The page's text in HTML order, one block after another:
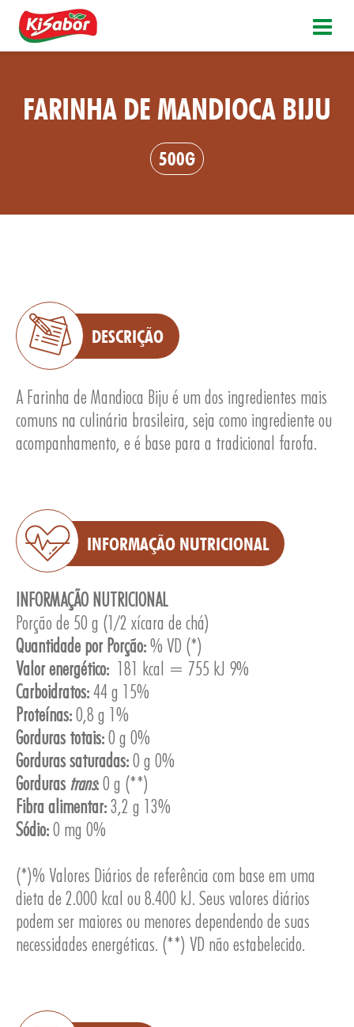
FARINHA DE MANDIOCA BIJU
500G
DESCRIÇÃO
A Farinha de Mandioca Biju é um dos ingredientes mais
comuns na culinária brasileira, seja como ingrediente ou
acompanhamento, e é base para a tradicional farofa.
INFORMAÇÃO NUTRICIONAL
INFORMAÇÃO NUTRICIONAL
Porção de 50 g (1/2 xícara de chá)
Quantidade por Porção:% VD (*)
Valor energético: 181 kcal = 755 kJ 9%
Carboidratos:44 g 15%
Proteínas:0,8 g 1%
Gorduras totais:0 g 0%
Gorduras saturadas:0 g 0%
Gorduras trans:0 g (**)
Fibra alimentar:3,2 g 13%
Sódio:0 mg 0%
(*)% Valores Diários de referência com base em uma
dieta de 2.000 kcal ou 8.400 kJ. Seus valores diários
podem ser maiores ou menores dependendo de suas
necessidades energéticas. (**) VD não estabelecido.